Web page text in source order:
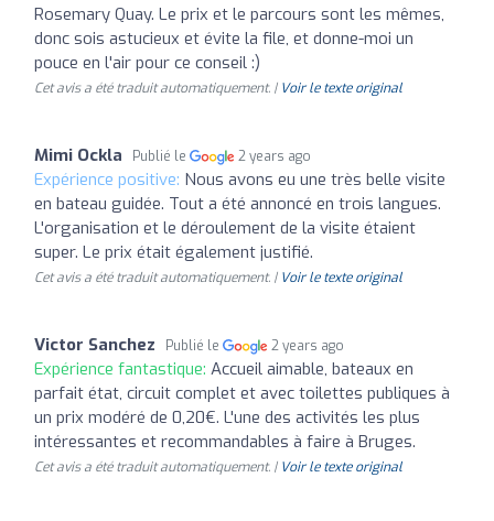
Rosemary Quay. Le prix et le parcours sont les mêmes,
donc sois astucieux et évite la file, et donne-moi un
pouce en l'air pour ce conseil :)
Cet avis a été traduit automatiquement. | Voir le texte original
Mimi Ockla Publié le 2 years ago
Expérience positive: Nous avons eu une très belle visite
en bateau guidée. Tout a été annoncé en trois langues.
L'organisation et le déroulement de la visite étaient
super. Le prix était également justifié.
Cet avis a été traduit automatiquement. | Voir le texte original
Victor Sanchez Publié le 2 years ago
Expérience fantastique: Accueil aimable, bateaux en
parfait état, circuit complet et avec toilettes publiques à
un prix modéré de 0,20€. L'une des activités les plus
intéressantes et recommandables à faire à Bruges.
Cet avis a été traduit automatiquement. | Voir le texte original